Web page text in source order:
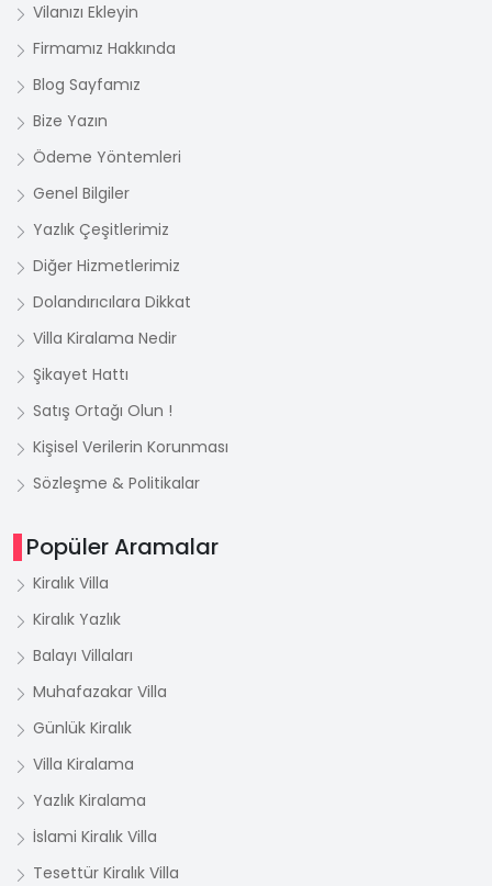
Vilanızı Ekleyin
Firmamız Hakkında
Blog Sayfamız
Bize Yazın
Ödeme Yöntemleri
Genel Bilgiler
Yazlık Çeşitlerimiz
Diğer Hizmetlerimiz
Dolandırıcılara Dikkat
Villa Kiralama Nedir
Şikayet Hattı
Satış Ortağı Olun !
Kişisel Verilerin Korunması
Sözleşme & Politikalar
Popüler Aramalar
Kiralık Villa
Kiralık Yazlık
Balayı Villaları
Muhafazakar Villa
Günlük Kiralık
Villa Kiralama
Yazlık Kiralama
İslami Kiralık Villa
Tesettür Kiralık Villa